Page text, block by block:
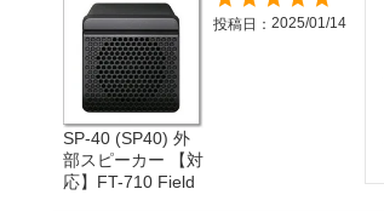
SP-40 (SP40) 外
部スピーカー 【対
応】FT-710 Field
投稿日 2025/01/14